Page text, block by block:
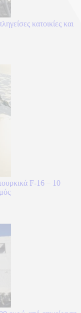
κατοικίες και
F-16 – 10